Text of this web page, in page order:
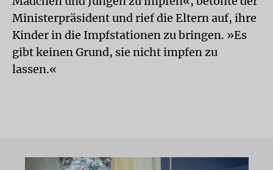
Ministerpräsident und rief die Eltern auf, ihre
Kinder in die Impfstationen zu bringen. »Es
gibt keinen Grund, sie nicht impfen zu
lassen.«